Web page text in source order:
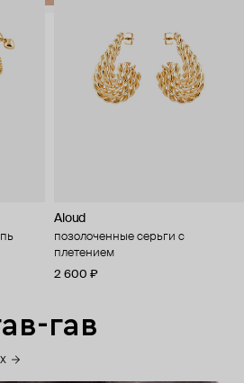
Aloud
позолоченные серьги с
плетением
2 600 ₽
гав